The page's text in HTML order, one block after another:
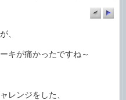
、
キが痛かったですね～
レンジをした、